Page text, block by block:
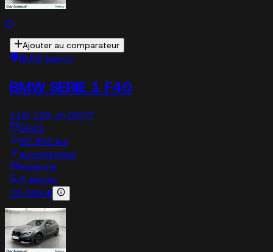
Ajouter au comparateur
BMW Nancy
BMW SERIE 1 F40
116i 109 ch DKG7
2023
32,392 km
automatique
essence
5 sieges
25 999 €